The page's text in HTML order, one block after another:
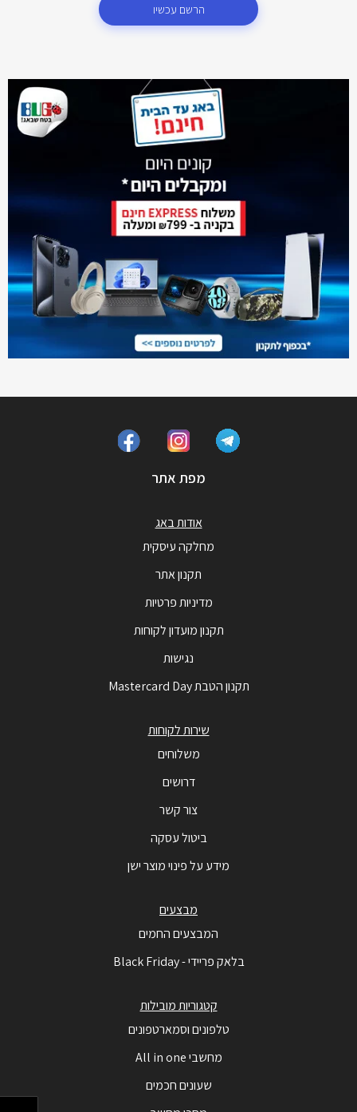
הרשם עכשיו
מפת אתר
אודות באג
מחלקה עיסקית
תקנון אתר
מדיניות פרטיות
תקנון מועדון לקוחות
נגישות
תקנון הטבת Mastercard Day
שירות לקוחות
משלוחים
דרושים
צור קשר
ביטול עסקה
מידע על פינוי מוצר ישן
מבצעים
המבצעים החמים
בלאק פריידי - Black Friday
קטגוריות מובילות
טלפונים וסמארטפונים
מחשבי All in one
שעונים חכמים